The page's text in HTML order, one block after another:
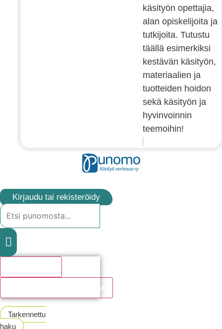
käsityön opettajia,
alan opiskelijoita ja
tutkijoita. Tutustu
täällä esimerkiksi
kestävän käsityön,
materiaalien ja
tuotteiden hoidon
sekä käsityön ja
hyvinvoinnin
teemoihin!
Kirjaudu tai rekisteröidy
Search
Katso kaikki hakutulokset
Tarkennettu
haku